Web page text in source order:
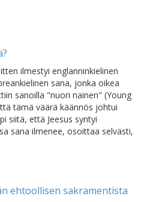
ilmestyi englanninkielinen
sana, jonka oikea
sanoilla "nuori nainen" (Young
tämä väärä käännös johtui
siitä, että Jeesus syntyi
sana ilmenee, osoittaa selvästi,
ehtoollisen sakramentista